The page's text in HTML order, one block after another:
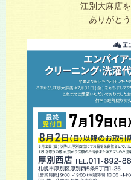
江別大麻店
ありがと